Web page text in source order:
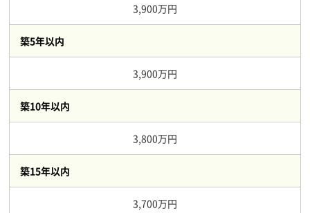
3,900万円
築5年以内
3,900万円
築10年以内
3,800万円
築15年以内
3,700万円